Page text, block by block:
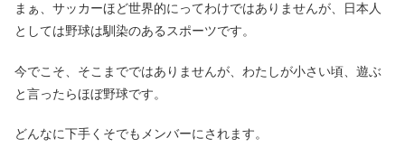
まぁ、サッカーほど世界的にってわけではありませんが、日本人
としては野球は馴染のあるスポーツです。
今でこそ、そこまでではありませんが、わたしが小さい頃、遊ぶ
と言ったらほぼ野球です。
どんなに下手くそでもメンバーにされます。